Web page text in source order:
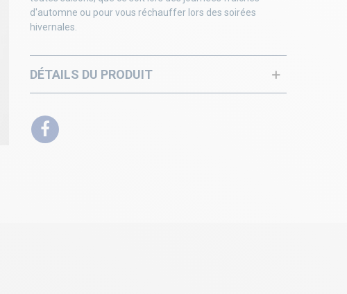
d'automne ou pour vous réchauffer lors des soirées
hivernales.
DÉTAILS DU PRODUIT